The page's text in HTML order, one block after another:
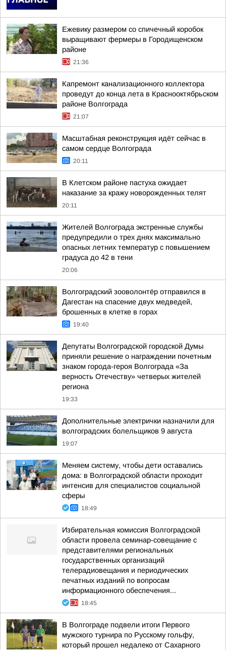
Ежевику размером со спичечный коробок
выращивают фермеры в Городищенском
районе
21:36
Капремонт канализационного коллектора
проведут до конца лета в Краснооктябрьском
районе Волгограда
21:07
Масштабная реконструкция идёт сейчас в
самом сердце Волгограда
20:11
В Клетском районе пастуха ожидает
наказание за кражу новорожденных телят
20:11
Жителей Волгограда экстренные службы
предупредили о трех днях максимально
опасных летних температур с повышением
градуса до 42 в тени
20:06
Волгоградский зооволонтёр отправился в
Дагестан на спасение двух медведей,
брошенных в клетке в горах
19:40
Депутаты Волгоградской городской Думы
приняли решение о награждении почетным
знаком города-героя Волгограда «За
верность Отечеству» четверых жителей
региона
19:33
Дополнительные электрички назначили для
волгоградских болельщиков 9 августа
19:07
Меняем систему, чтобы дети оставались
дома: в Волгоградской области проходит
интенсив для специалистов социальной
сферы
18:49
Избирательная комиссия Волгоградской
области провела семинар-совещание с
представителями региональных
государственных организаций
телерадиовещания и периодических
печатных изданий по вопросам
информационного обеспечения...
18:45
В Волгограде подвели итоги Первого
мужского турнира по Русскому гольфу,
который прошел недалеко от Сахарного